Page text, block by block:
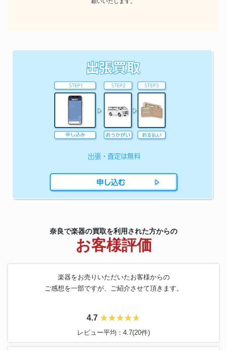
奈良で楽器の買取を利用された方からの
お客様評価
楽器をお売りいただいたお客様からの
ご感想を一部ですが、ご紹介させて頂きます。
4.7
レビュー平均：4.7(20件)